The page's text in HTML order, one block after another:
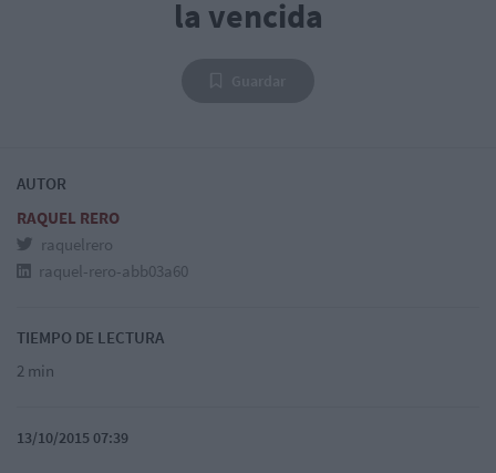
la vencida
AUTOR
RAQUEL RERO
raquelrero
raquel-rero-abb03a60
TIEMPO DE LECTURA
2 min
13/10/2015 07:39